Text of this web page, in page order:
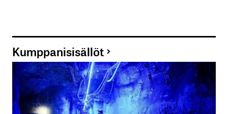
Kumppanisisällöt